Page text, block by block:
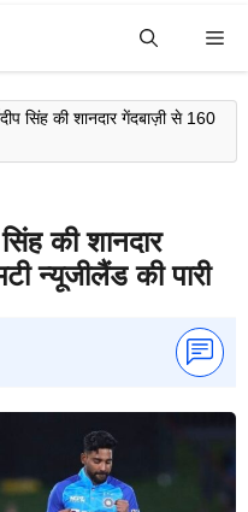
सिंह की शानदार गेंदबाज़ी से 160
की शानदार
न्यूजीलैंड की पारी